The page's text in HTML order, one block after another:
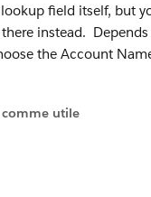
field itself, but
instead. Depends
the Account
comme utile